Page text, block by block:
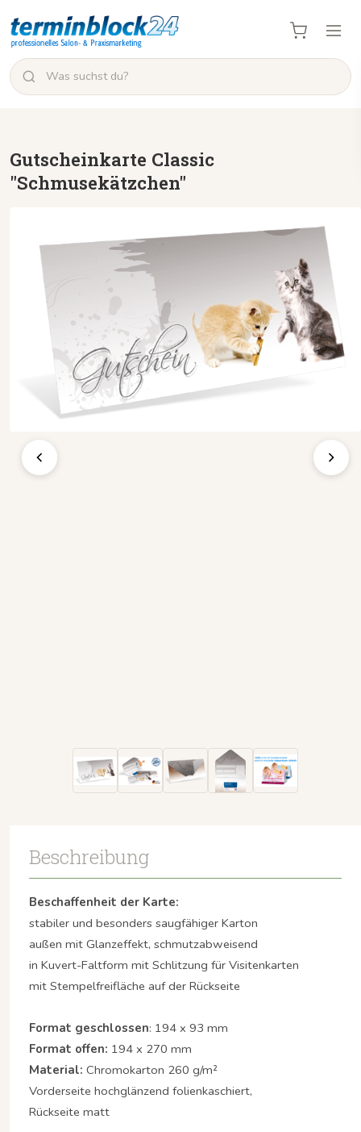
Gutscheinkarte Classic
"Schmusekätzchen"
Beschreibung
Beschaffenheit der Karte:
stabiler und besonders saugfähiger Karton
außen mit Glanzeffekt, schmutzabweisend
in Kuvert-Faltform mit Schlitzung für Visitenkarten
mit Stempelfreifläche auf der Rückseite
Format geschlossen: 194 x 93 mm
Format offen: 194 x 270 mm
Material: Chromokarton 260 g/m²
Vorderseite hochglänzend folienkaschiert,
Rückseite matt